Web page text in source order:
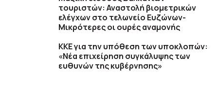
τουριστών: Αναστολή βιομετρικών
ελέγχων στο τελωνείο Ευζώνων-
Μικρότερες οι ουρές αναμονής
ΚΚΕ για την υπόθεση των υποκλοπών:
«Νέα επιχείρηση συγκάλυψης των
ευθυνών της κυβέρνησης»